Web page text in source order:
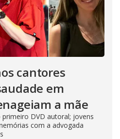
cantores
em
a mãe
DVD autoral; jovens
com a advogada